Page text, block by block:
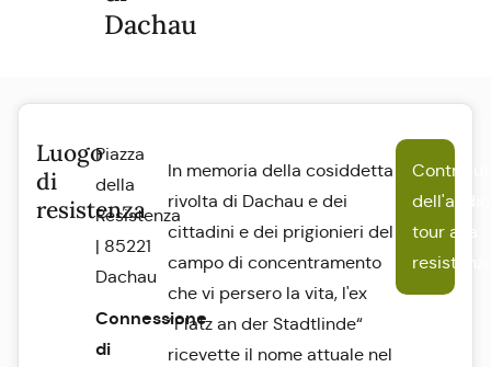
Dachau
Luogo
di
resistenza
Piazza
della
Resistenza
| 85221
Dachau
Connessione
di
In memoria della cosiddetta
rivolta di Dachau e dei
cittadini e dei prigionieri del
campo di concentramento
che vi persero la vita, l'ex
“Platz an der Stadtlinde“
ricevette il nome attuale nel
dell'audio
tour alla